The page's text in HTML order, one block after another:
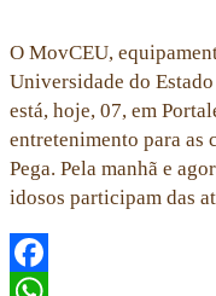
O MovCEU,
Universidade do
está, hoje, 07, em
entretenimento para as
Pega. Pela manhã e
idosos participam das
Facebook